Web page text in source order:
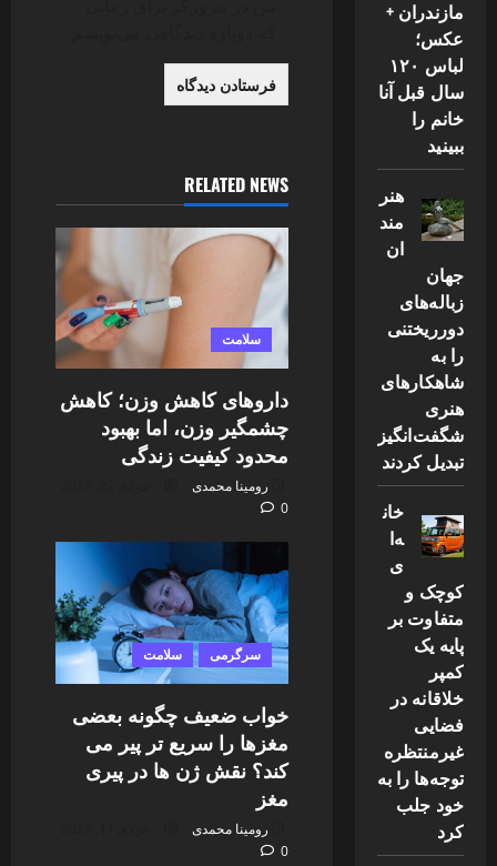
RELATED NEWS
سلامت
داروهای کاهش وزن؛ کاهش
چشمگیر وزن، اما بهبود
محدود کیفیت زندگی
رومینا محمدی
0
سرگرمی سلامت
خواب ضعیف چگونه بعضی
مغزها را سریع تر پیر می
کند؟ نقش ژن ها در پیری
مغز
رومینا محمدی
0
مازندران +
عکس؛
لباس ۱۲۰
سال قبل آنا
خانم را
ببینید
هنر
مند
ان
جهان
زباله‌های
دورریختنی
را به
شاهکارهای
هنری
شگفت‌انگیز
تبدیل کردند
خان
ه‌ا
ی
کوچک و
متفاوت بر
پایه یک
کمپر
خلاقانه در
فضایی
غیرمنتظره
توجه‌ها را به
خود جلب
کرد